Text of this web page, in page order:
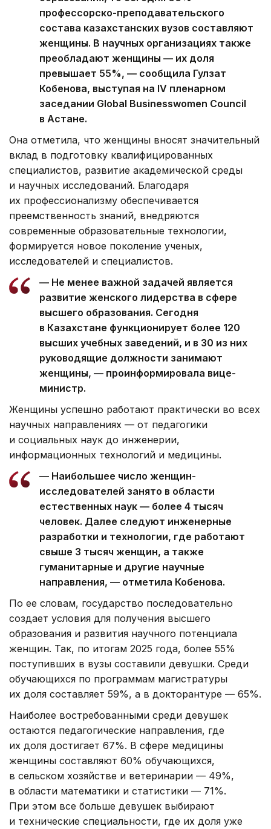
профессорско-преподавательского
состава казахстанских вузов составляют
женщины. В научных организациях также
преобладают женщины — их доля
превышает 55%, — сообщила Гулзат
Кобенова, выступая на IV пленарном
заседании Global Businesswomen Council
в Астане.
Она отметила, что женщины вносят значительный
вклад в подготовку квалифицированных
специалистов, развитие академической среды
и научных исследований. Благодаря
их профессионализму обеспечивается
преемственность знаний, внедряются
современные образовательные технологии,
формируется новое поколение ученых,
исследователей и специалистов.
— Не менее важной задачей является
развитие женского лидерства в сфере
высшего образования. Сегодня
в Казахстане функционирует более 120
высших учебных заведений, и в 30 из них
руководящие должности занимают
женщины, — проинформировала вице-
министр.
Женщины успешно работают практически во всех
научных направлениях — от педагогики
и социальных наук до инженерии,
информационных технологий и медицины.
— Наибольшее число женщин-
исследователей занято в области
естественных наук — более 4 тысяч
человек. Далее следуют инженерные
разработки и технологии, где работают
свыше 3 тысяч женщин, а также
гуманитарные и другие научные
направления, — отметила Кобенова.
По ее словам, государство последовательно
создает условия для получения высшего
образования и развития научного потенциала
женщин. Так, по итогам 2025 года, более 55%
поступивших в вузы составили девушки. Среди
обучающихся по программам магистратуры
их доля составляет 59%, а в докторантуре — 65%.
Наиболее востребованными среди девушек
остаются педагогические направления, где
их доля достигает 67%. В сфере медицины
женщины составляют 60% обучающихся,
в сельском хозяйстве и ветеринарии — 49%,
в области математики и статистики — 71%.
При этом все больше девушек выбирают
и технические специальности, где их доля уже